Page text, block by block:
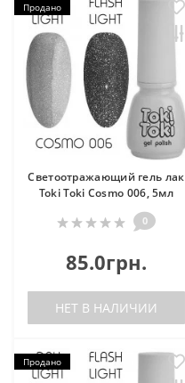
Продано
Светоотражающий гель лак
Toki Toki Cosmo 006, 5мл
0
85.0грн.
НЕТ В НАЛИЧИИ
Продано